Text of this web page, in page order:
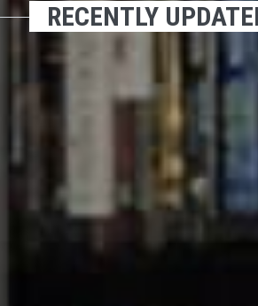
RECENTLY